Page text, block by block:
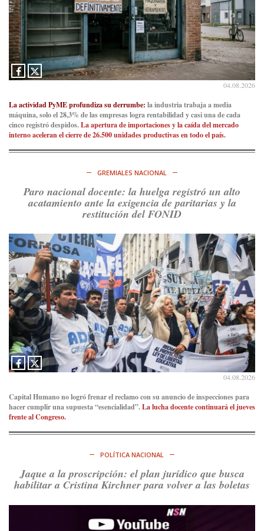
Ver en X
Consenso Patagónico
@consensopatagon
5d
La crisis en el estrecho de Ormuz: así golpea la guerra con
Irán al petróleohttps://t.co/IInL9uYZvh
Ver en X
Consenso Patagónico
Consenso Patagónico
RT@PJCampana2022 : Asumimos una nueva etapa en el
Partido Justicialista de Campana, con el orgullo de que el
compañero@caortega64vuelva a…
Ver en X
04.08.2026
La actividad PyME profundiza su derrumbe: la industria trabaja a media
máquina, solo el 28,3% de las empresas logra rentabilidad y casi una de cada
cinco registró despidos.La apertura de importaciones y la caída del mercado
interno aceleran el cierre de 26.500 unidades productivas en todo el país.
GREMIALES NACIONAL
Paro nacional docente: la huelga registró un alto
acatamiento ante la exigencia de paritarias y la
restitución del FONID
04.08.2026
Capital Humano no logró frenar el reclamo con su anuncio de inspecciones para
hacer cumplir una supuesta “esencialidad”.La lucha docente continuará el jueves
frente al Congreso.
POLÍTICA NACIONAL
Jaque a la proscripción: el plan jurídico que busca
habilitar a Cristina Kirchner para volver a las boletas